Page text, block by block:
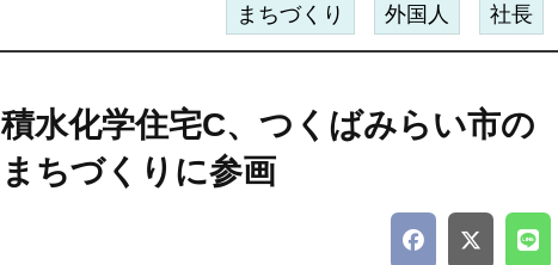
まちづくり 外国人 社長
積水化学住宅C、つくばみらい市の
まちづくりに参画